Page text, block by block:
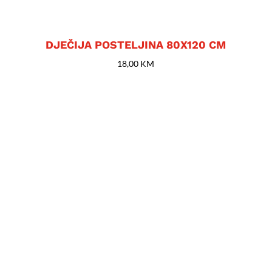
DJEČIJA POSTELJINA 80X120 CM
18,00 KM